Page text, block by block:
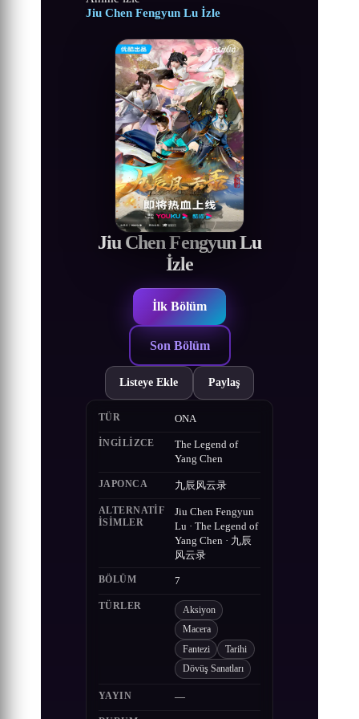
Jiu Chen Fengyun Lu İzle
Jiu Chen Fengyun Lu
İzle
İlk Bölüm
Son Bölüm
Listeye Ekle Paylaş
TÜR ONA
İNGILIZCE
The Legend of
Yang Chen
JAPONCA 九辰风云录
ALTERNATIF
ISIMLER
Jiu Chen Fengyun
Lu · The Legend of
Yang Chen · 九辰
风云录
BÖLÜM 7
TÜRLER Aksiyon
Macera
Fantezi Tarihi
Dövüş Sanatları
YAYIN —